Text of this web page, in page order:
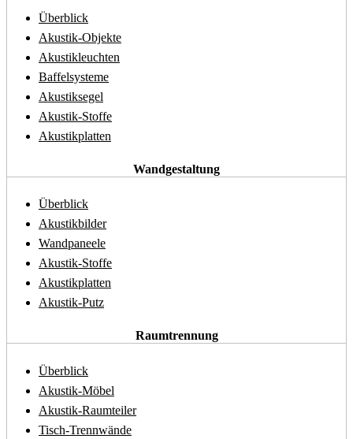
Überblick
Akustik-Objekte
Akustikleuchten
Baffelsysteme
Akustiksegel
Akustik-Stoffe
Akustikplatten
Wandgestaltung
Überblick
Akustikbilder
Wandpaneele
Akustik-Stoffe
Akustikplatten
Akustik-Putz
Raumtrennung
Überblick
Akustik-Möbel
Akustik-Raumteiler
Tisch-Trennwände